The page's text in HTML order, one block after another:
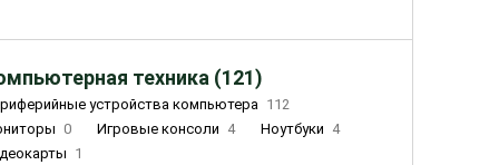
техника (121)
устройства компьютера 112
0 Игровые консоли 4 Ноутбуки 4
1